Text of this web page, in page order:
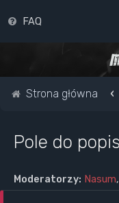
FAQ
Strona główna
Pole do
Moderatorzy: Nasum,